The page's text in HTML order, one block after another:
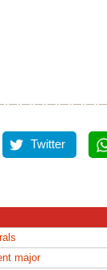
Twitter
major